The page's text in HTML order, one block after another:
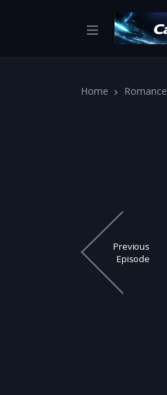
Home Romance
Previous
Episode